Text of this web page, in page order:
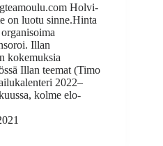
Holvi-
on luotu sinne.Hinta
Illan
kokemuksia
Illan teemat (Timo
2022–
kolme elo-